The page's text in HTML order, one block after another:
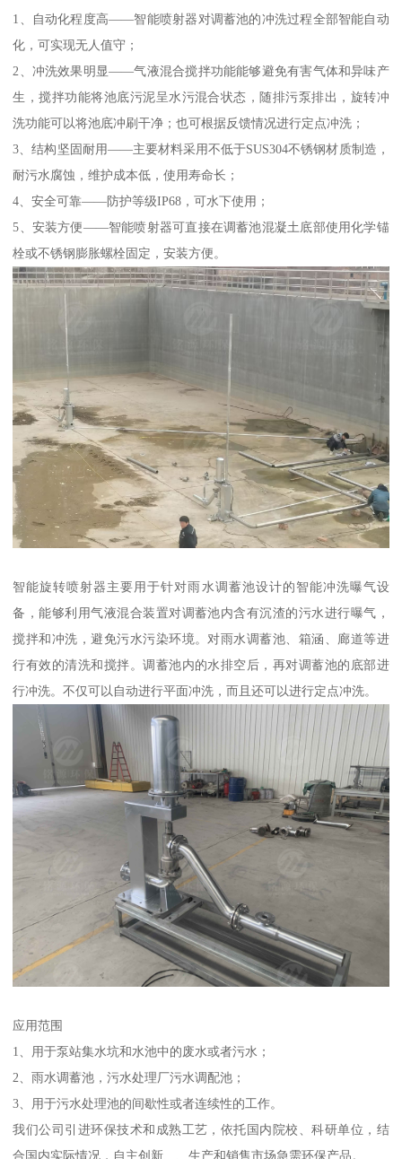
1、自动化程度高——智能喷射器对调蓄池的冲洗过程全部智能自动
化，可实现无人值守；
2、冲洗效果明显——气液混合搅拌功能能够避免有害气体和异味产
生，搅拌功能将池底污泥呈水污混合状态，随排污泵排出，旋转冲
洗功能可以将池底冲刷干净；也可根据反馈情况进行定点冲洗；
3、结构坚固耐用——主要材料采用不低于SUS304不锈钢材质制造，
耐污水腐蚀，维护成本低，使用寿命长；
4、安全可靠——防护等级IP68，可水下使用；
5、安装方便——智能喷射器可直接在调蓄池混凝土底部使用化学锚
栓或不锈钢膨胀螺栓固定，安装方便。
智能旋转喷射器主要用于针对雨水调蓄池设计的智能冲洗曝气设
备，能够利用气液混合装置对调蓄池内含有沉渣的污水进行曝气，
搅拌和冲洗，避免污水污染环境。对雨水调蓄池、箱涵、廊道等进
行有效的清洗和搅拌。调蓄池内的水排空后，再对调蓄池的底部进
行冲洗。不仅可以自动进行平面冲洗，而且还可以进行定点冲洗。
应用范围
1、用于泵站集水坑和水池中的废水或者污水；
2、雨水调蓄池，污水处理厂污水调配池；
3、用于污水处理池的间歇性或者连续性的工作。
我们公司引进环保技术和成熟工艺，依托国内院校、科研单位，结
合国内实际情况，自主创新、、生产和销售市场急需环保产品。